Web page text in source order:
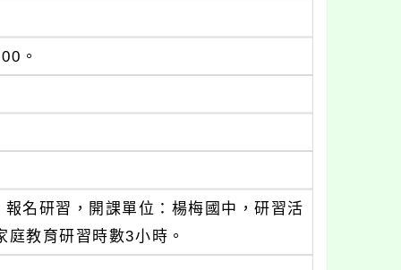
。
名研習，開課單位：楊梅國中，研習活
教育研習時數3小時。